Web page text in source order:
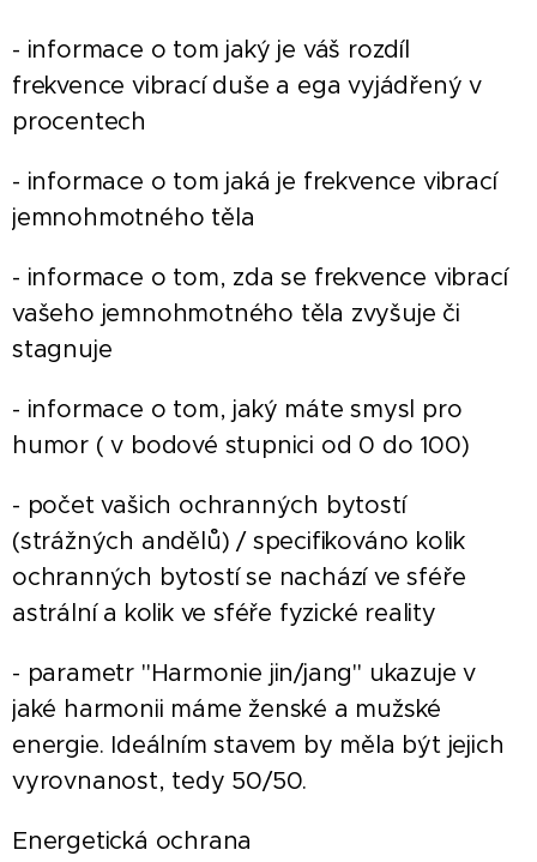
- informace o tom jaký je váš rozdíl
frekvence vibrací duše a ega vyjádřený v
procentech
- informace o tom jaká je frekvence vibrací
jemnohmotného těla
- informace o tom, zda se frekvence vibrací
vašeho jemnohmotného těla zvyšuje či
stagnuje
- informace o tom, jaký máte smysl pro
humor ( v bodové stupnici od 0 do 100)
- počet vašich ochranných bytostí
(strážných andělů) / specifikováno kolik
ochranných bytostí se nachází ve sféře
astrální a kolik ve sféře fyzické reality
- parametr "Harmonie jin/jang" ukazuje v
jaké harmonii máme ženské a mužské
energie. Ideálním stavem by měla být jejich
vyrovnanost, tedy 50/50.
Energetická ochrana